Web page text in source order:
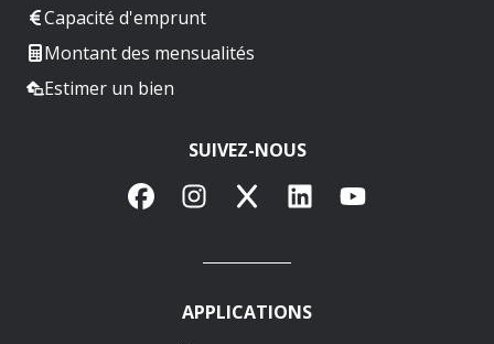
Capacité d'emprunt
Montant des mensualités
Estimer un bien
SUIVEZ-NOUS
FacebookInstagram
X LinkedInYouTube
APPLICATIONS